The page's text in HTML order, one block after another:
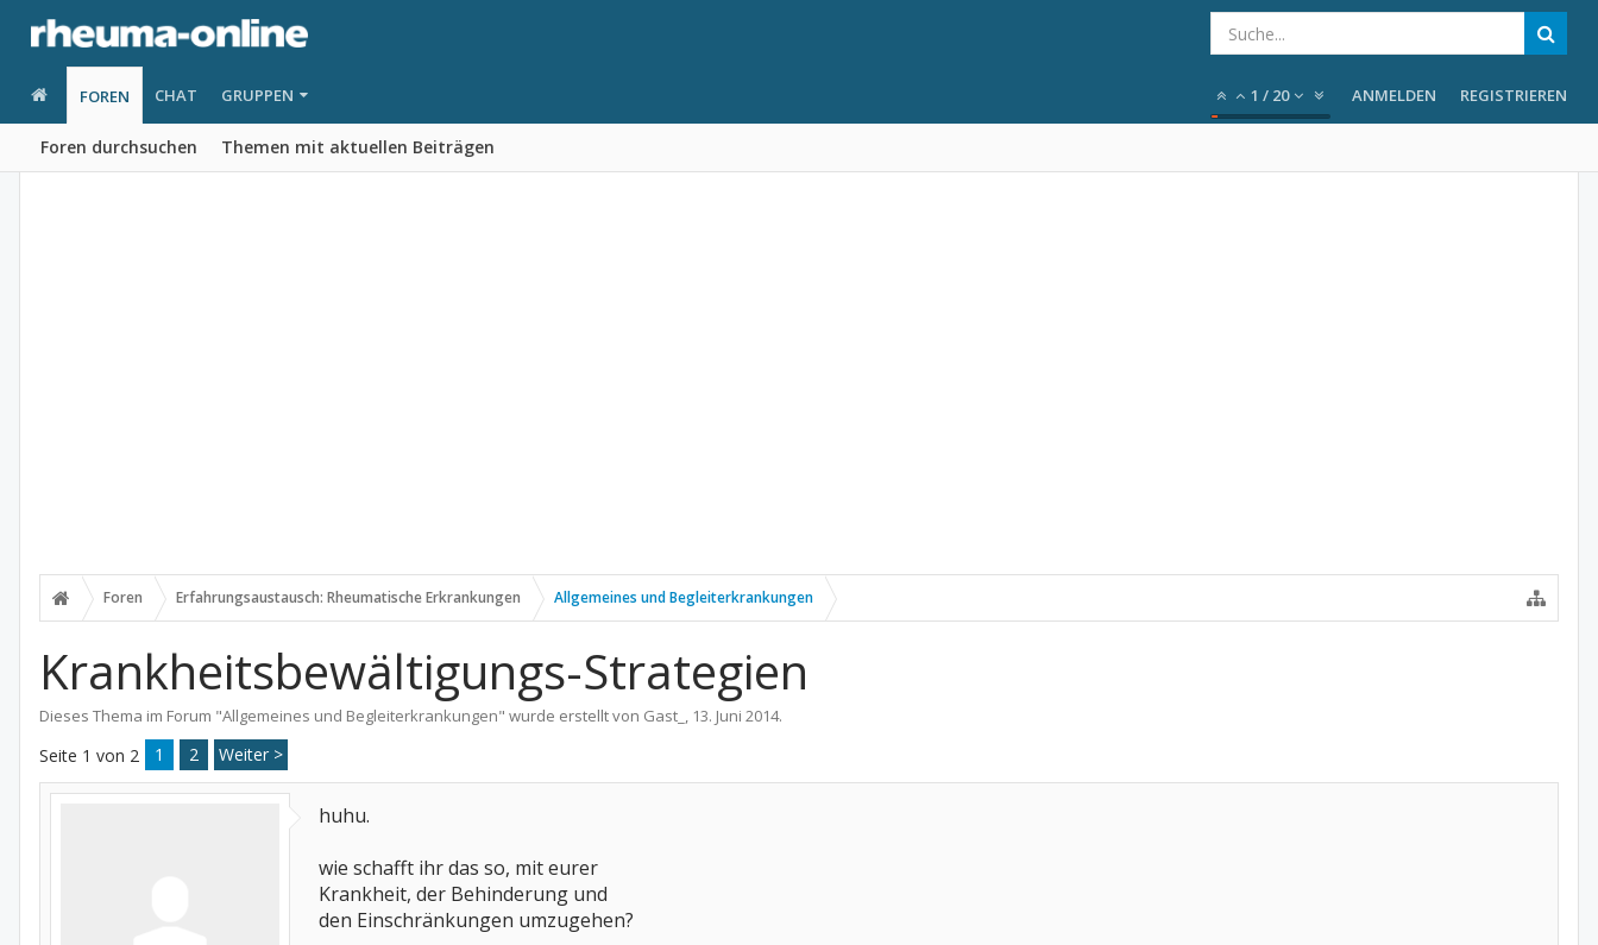
FOREN
Foren durchsuchen Themen mit aktuellen Beiträgen
CHAT GRUPPEN 1 / 20 ANMELDEN REGISTRIEREN
Foren Erfahrungsaustausch: Rheumatische Erkrankungen Allgemeines und Begleiterkrankungen
Krankheitsbewältigungs-Strategien
Dieses Thema im Forum "Allgemeines und Begleiterkrankungen" wurde erstellt von Gast_ , 13. Juni 2014.
Seite 1 von 2 1 2 Weiter >
huhu.
wie schafft ihr das so, mit eurer
Krankheit, der Behinderung und
den Einschränkungen umzugehen?